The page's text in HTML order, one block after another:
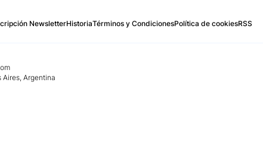
NewsletterHistoriaTérminos y CondicionesPolítica de cookiesRSS
Argentina